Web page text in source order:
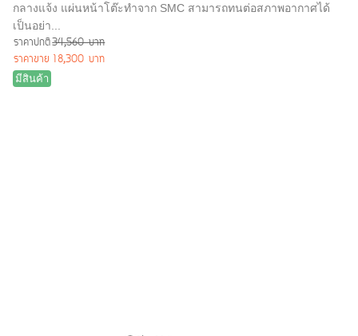
กลางแจ้ง แผ่นหน้าโต๊ะทำจาก SMC สามารถทนต่อสภาพอากาศได้
เป็นอย่า...
ราคาปกติ34,560 บาท
ราคาขาย 18,300 บาท
มีสินค้า